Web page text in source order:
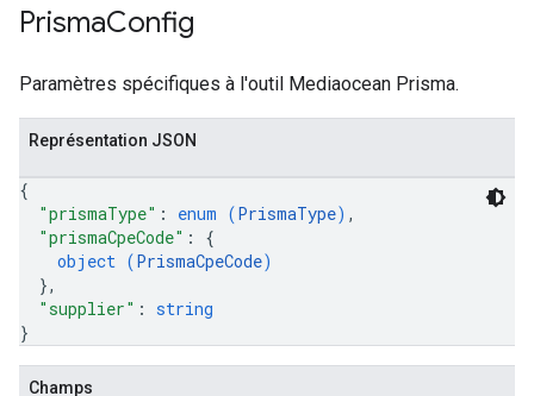
PrismaConfig
Paramètres spécifiques à l'outil Mediaocean Prisma.
Représentation JSON
{
"prismaType" : enum (PrismaType) ,
"prismaCpeCode" : {
object (PrismaCpeCode)
},
"supplier" : string
}
Champs